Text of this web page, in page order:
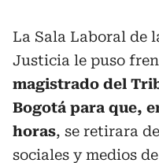
La Sala Laboral de
Justicia le puso
magistrado del
Bogotá para que,
horas, se retirara
sociales y medios